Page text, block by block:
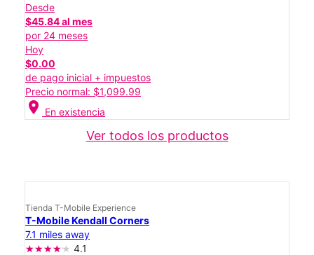
Desde
$45.84 al mes
por 24 meses
Hoy
$0.00
de pago inicial + impuestos
Precio normal: $1,099.99
location_on En existencia
Ver todos los productos
Tienda T-Mobile Experience
T-Mobile Kendall Corners
7.1 miles away
4.1